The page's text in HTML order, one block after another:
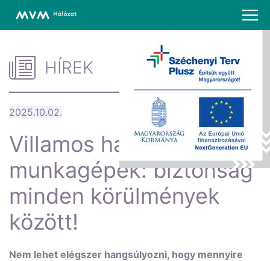
HÍREK
2025.10.02.
Villamos hálózat és
munkagépek: biztonság
minden körülmények
között!
Nem lehet elégszer hangsúlyozni, hogy mennyire